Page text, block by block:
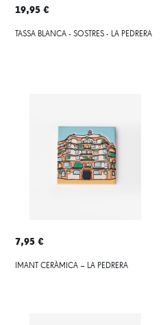
19,95 €
TASSA BLANCA - SOSTRES - LA PEDRERA
7,95 €
IMANT CERÀMICA – LA PEDRERA